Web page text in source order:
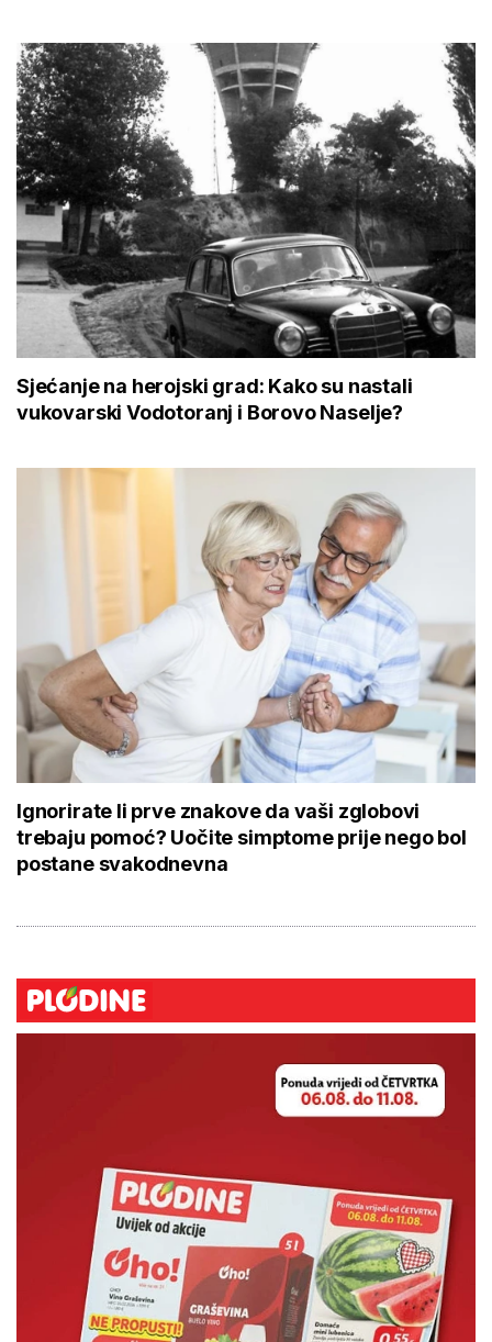
Sjećanje na herojski grad: Kako su nastali
vukovarski Vodotoranj i Borovo Naselje?
Ignorirate li prve znakove da vaši zglobovi
trebaju pomoć? Uočite simptome prije nego bol
postane svakodnevna